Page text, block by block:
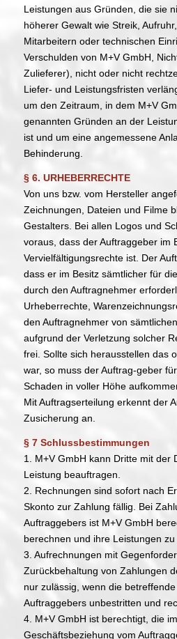
Leistungen aus Gründen, die sie
höherer Gewalt wie Streik,
Mitarbeitern oder technischen
Verschulden von M+V GmbH,
Zulieferer), nicht oder nicht
Liefer- und Leistungsfristen
um den Zeitraum, in dem M+V
genannten Gründen an der
ist und um eine angemessene
Behinderung.
§ 6. URHEBERRECHTE
Von uns bzw. vom Hersteller
Zeichnungen, Dateien und Filme
Gestalters. Bei allen Logos und
voraus, dass der Auftraggeber im
Vervielfältigungsrechte ist. Der
dass er im Besitz sämtlicher für
durch den Auftragnehmer
Urheberrechte,
den Auftragnehmer von
aufgrund der Verletzung solcher
frei. Sollte sich herausstellen das
war, so muss der Auftrag-geber
Schaden in voller Höhe
Mit Auftragserteilung erkennt der
Zusicherung an.
§ 7 Schlussbestimmungen
1. M+V GmbH kann Dritte mit der
Leistung beauftragen.
2. Rechnungen sind sofort nach
Skonto zur Zahlung fällig. Bei
Auftraggebers ist M+V GmbH
berechnen und ihre Leistungen
3. Aufrechnungen mit
Zurückbehaltung von Zahlungen
nur zulässig, wenn die
Auftraggebers unbestritten und
4. M+V GmbH ist berechtigt, die
Geschäftsbeziehung vom